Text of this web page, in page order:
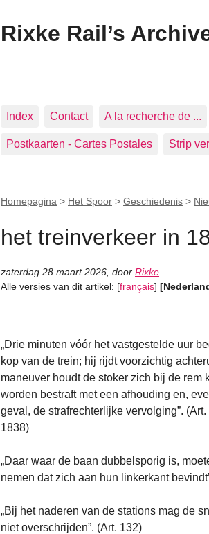
Rixke Rail’s
Index Contact A la recherche de ...
Postkaarten - Cartes Postales Strip
Homepagina > Het Spoor > Geschiedenis >
het treinverkeer in
zaterdag 28 maart 2026 door Rixke
Alle versies van dit artikel: [français]
„Drie minuten vóór het vastgestelde uur
kop van de trein; hij rijdt voorzichtig
maneuver houdt de stoker zich bij de rem
worden bestraft met een afhouding en,
geval, de strafrechterlijke vervolging”.
1838)
„Daar waar de baan dubbelsporig is,
nemen dat zich aan hun linkerkant
„Bij het naderen van de stations mag de
niet overschrijden”. (Art. 132)